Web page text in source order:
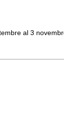
al 3